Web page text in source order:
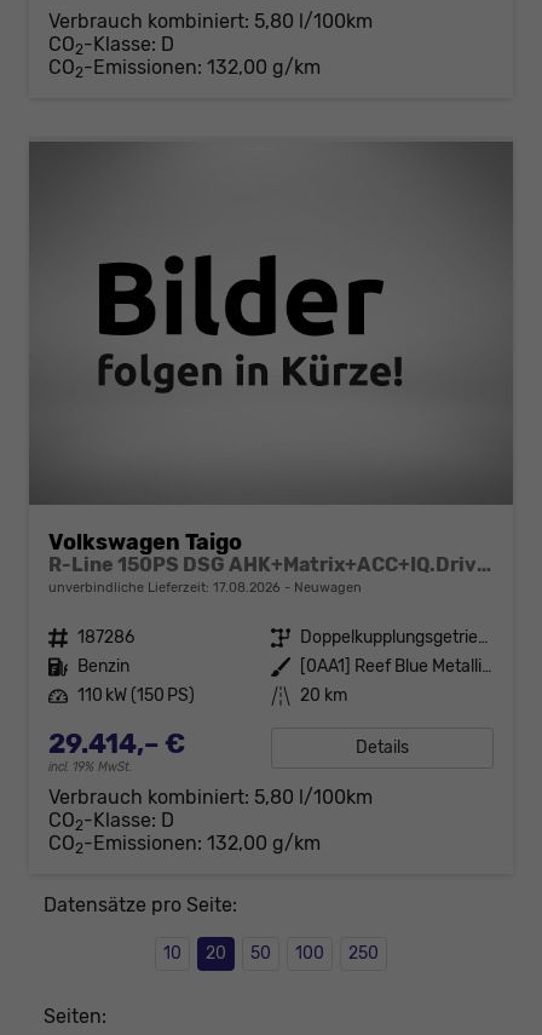
Verbrauch kombiniert: 5,80 l/100km
CO2-Klasse: D
CO2-Emissionen: 132,00 g/km
Volkswagen Taigo
R-Line 150PS DSG AHK+Matrix+ACC+IQ.Drive+Black+Kamera+Keyless+Alu18+Sitzhz
unverbindliche Lieferzeit: 17.08.2026 Neuwagen
Fahrzeugnr. 187286 Getriebe
Doppelkupplungsgetriebe (DSG)
Kraftstoff Benzin Außenfarbe
[0AA1] Reef Blue Metallic / Dach Schwarz
Leistung 110 kW (150 PS) Kilometerstand 20 km
29.414,– €
incl. 19% MwSt.
Details
Verbrauch kombiniert: 5,80 l/100km
CO2-Klasse: D
CO2-Emissionen: 132,00 g/km
Datensätze pro Seite:
10 20 50 100 250
Seiten: